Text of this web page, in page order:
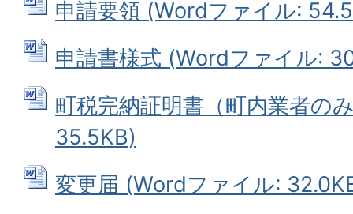
申請要領 (Wordファイル:
申請書様式 (Wordファイル:
町税完納証明書（町内業者の
35.5KB)
変更届 (Wordファイル: